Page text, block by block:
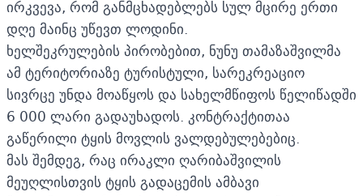
ირკვევა, რომ განმცხადებლებს სულ მცირე ერთი
დღე მაინც უწევთ ლოდინი.
ხელშეკრულების პირობებით, ნუნუ თამაზაშვილმა
ამ ტერიტორიაზე ტურისტული, სარეკრეაციო
სივრცე უნდა მოაწყოს და სახელმწიფოს წელიწადში
6 000 ლარი გადაუხადოს. კონტრაქტითაა
გაწერილი ტყის მოვლის ვალდებულებებიც.
მას შემდეგ, რაც ირაკლი ღარიბაშვილის
მეუღლისთვის ტყის გადაცემის ამბავი